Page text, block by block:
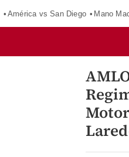
América vs San Diego Mano